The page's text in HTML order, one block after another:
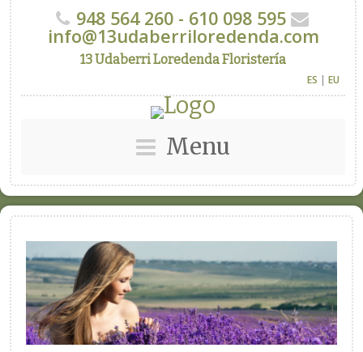
948 564 260 - 610 098 595
info@13udaberriloredenda.com
13 Udaberri Loredenda Floristería
ES | EU
Menu